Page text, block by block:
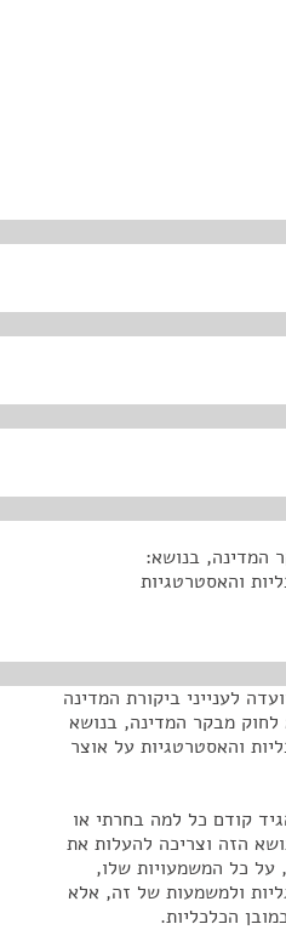
והאסטרטגיות
לענייני ביקורת המדינה
בנושא בקשה לחוות-דעת מבקר המדינה, על-פי סעיף 21 לחוק מבקר המדינה, בנושא
והאסטרטגיות על אוצר
קודם כל למה בחרתי או
הזה וצריכה להעלות את
על כל המשמעויות שלו,
ולמשמעות של זה, אלא
הכלכליות.